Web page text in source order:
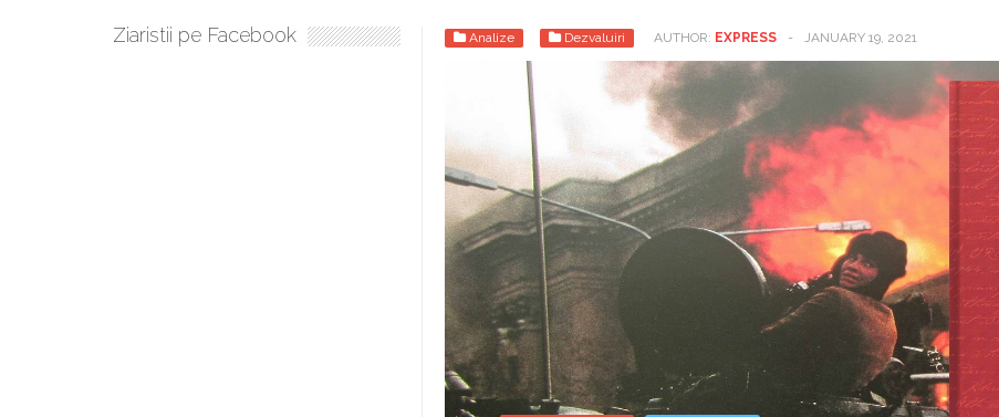
Analize Dezvaluiri AUTHOR: EXPRESS - JANUARY 19, 2021
Ziaristii pe Facebook